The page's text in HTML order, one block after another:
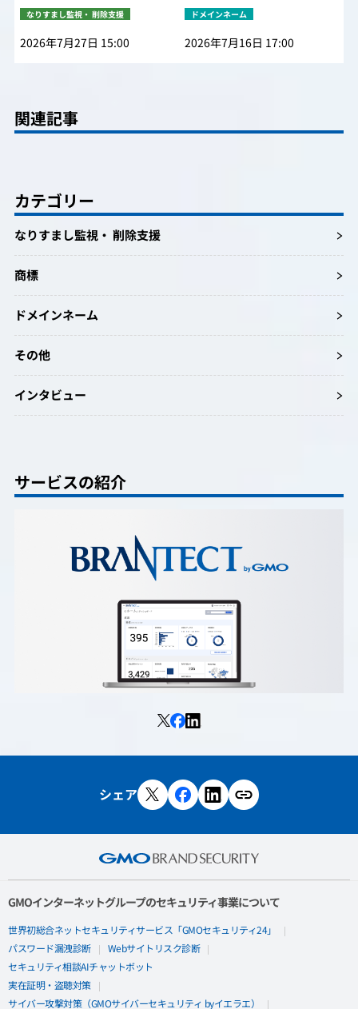
なりすまし監視・ 削除支援
2026年7月27日 15:00
ドメインネーム
2026年7月16日 17:00
関連記事
カテゴリー
なりすまし監視・ 削除支援
商標
ドメインネーム
その他
インタビュー
サービスの紹介
シェア
GMOインターネットグループのセキュリティ事業について
世界初総合ネットセキュリティサービス「GMOセキュリティ24」
パスワード漏洩診断 Webサイトリスク診断
セキュリティ相談AIチャットボット
実在証明・盗聴対策